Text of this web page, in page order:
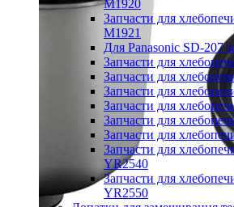
M1920
Запчасти для
M1921
Для Panasonic SD-207
Запчасти для
Запчасти для
Запчасти для
Запчасти для
Запчасти для
Запчасти для
Запчасти для
YR2540
Запчасти для
YR2550